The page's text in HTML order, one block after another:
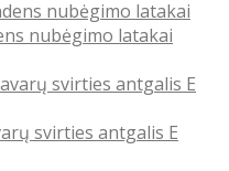
nubėgimo latakai
svirties antgalis E